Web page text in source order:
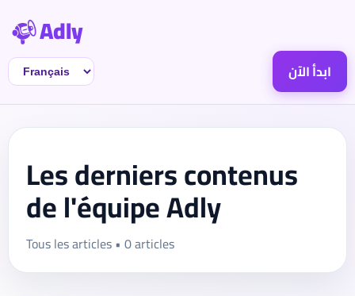
Adly
ابدأ الآن
Les derniers contenus
de l'équipe Adly
Tous les articles • 0 articles